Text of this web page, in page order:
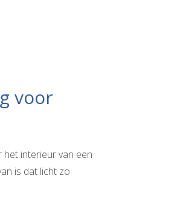
voor
interieur van een
is dat licht zo